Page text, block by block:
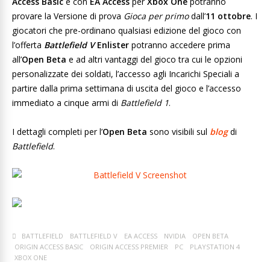
provare la Versione di prova Gioca per primodall’11 ottobre. I
giocatori che pre-ordinano qualsiasi edizione del gioco con
l’offerta Battlefield VEnlister potranno accedere prima
all’Open Beta e ad altri vantaggi del gioco tra cui le opzioni
personalizzate dei soldati, l’accesso agli Incarichi Speciali a
partire dalla prima settimana di uscita del gioco e l’accesso
immediato a cinque armi di Battlefield 1.
I dettagli completi per l’Open Beta sono visibili sul blogdi
Battlefield.
BATTLEFIELD BATTLEFIELD V EA ACCESS NVIDIA
OPEN BETA
ORIGIN ACCESS BASIC
ORIGIN ACCESS PREMIER PC
PLAYSTATION 4
XBOX ONE